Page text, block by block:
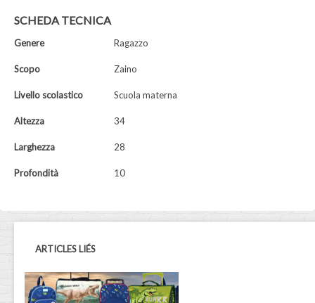
SCHEDA TECNICA
Genere Ragazzo
Scopo Zaino
Livello scolastico Scuola materna
Altezza 34
Larghezza 28
Profondità 10
ARTICLES LIÉS